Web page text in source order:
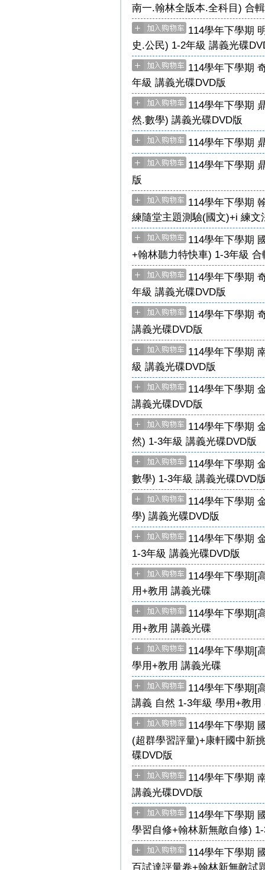
南一.翰林全版本.全科目) 合
114學年下學期
史.公民) 1-2年級 講義光碟
114學年下學期
年級 講義光碟DVD版
114學年下學期
然.數學) 講義光碟DVD版
114學年下學期
114學年下學期
版
114學年下學期
練隨堂主題測驗(國文)+i 練
114學年下學期
+翰林聽力特快車) 1-3年級 合
114學年下學期
年級 講義光碟DVD版
114學年下學期
講義光碟DVD版
114學年下學期
級 講義光碟DVD版
114學年下學期
講義光碟DVD版
114學年下學期
然) 1-3年級 講義光碟DVD版
114學年下學期
數學) 1-3年級 講義光碟DVD
114學年下學期
學) 講義光碟DVD版
114學年下學期
1-3年級 講義光碟DVD版
114學年下學期[
用+教用 講義光碟
114學年下學期[
用+教用 講義光碟
114學年下學期[
學用+教用 講義光碟
114學年下學期[
講義 自然 1-3年級 學用+教用
114學年下學期
(超群學習評量)+康軒國中新
碟DVD版
114學年下學期
講義光碟DVD版
114學年下學期
學習自修+翰林新無敵自修)
114學年下學期
百試達評量卷+翰林新無敵試